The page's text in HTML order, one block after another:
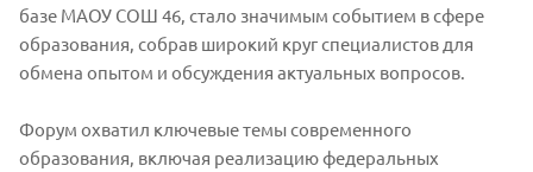
базе МАОУ СОШ 46, стало значимым событием в сфере
образования, собрав широкий круг специалистов для
обмена опытом и обсуждения актуальных вопросов.
Форум охватил ключевые темы современного
образования, включая реализацию федеральных